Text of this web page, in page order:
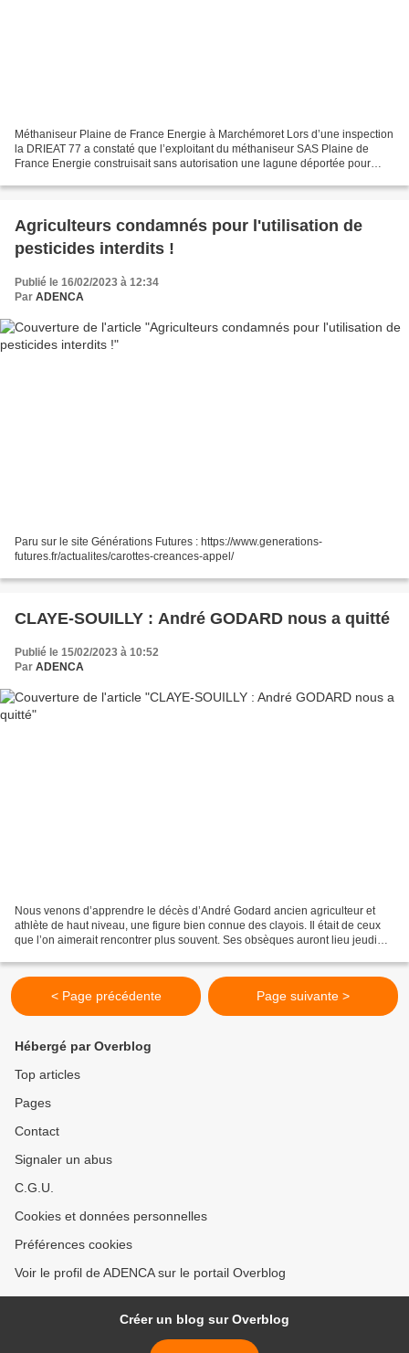
Méthaniseur Plaine de France Energie à Marchémoret Lors d’une inspection
la DRIEAT 77 a constaté que l’exploitant du méthaniseur SAS Plaine de
France Energie construisait sans autorisation une lagune déportée pour
Agriculteurs condamnés pour l'utilisation de
pesticides interdits !
Publié le 16/02/2023 à 12:34
Par ADENCA
Paru sur le site Générations Futures : https://www.generations-
futures.fr/actualites/carottes-creances-appel/
CLAYE-SOUILLY : André GODARD nous a quitté
Publié le 15/02/2023 à 10:52
Par ADENCA
Nous venons d’apprendre le décès d’André Godard ancien agriculteur et
athlète de haut niveau, une figure bien connue des clayois. Il était de ceux
que l’on aimerait rencontrer plus souvent. Ses obsèques auront lieu jeudi
< Page précédente Page suivante >
Hébergé par Overblog
Top articles
Pages
Contact
Signaler un abus
C.G.U.
Cookies et données personnelles
Préférences cookies
Voir le profil de ADENCA sur le portail Overblog
Créer un blog sur Overblog